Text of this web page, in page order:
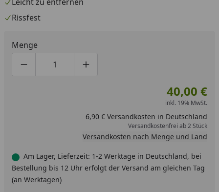
Rissfest
Menge
Produktmenge um eins verringern
Produktmenge manuell eingeben
Produktmenge um eins erhöhen
40,00 €
inkl. 19% MwSt.
6,90 € Versandkosten in Deutschland
Versandkostenfrei ab 2 Stück
Versandkosten nach Menge und Land
Am Lager, Lieferzeit: 1-2 Werktage in Deutschland, bei
Bestellung bis 12 Uhr erfolgt der Versand am gleichen Tag
(an Werktagen)